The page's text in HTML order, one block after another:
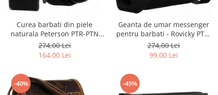
Curea barbati din piele
naturala Peterson PTR-PTN
A001 BL
274,00 Lei
164,00 Lei
Geanta de umar messenger
pentru barbati - Rovicky PTR-
R-652-2-6847 BL
274,00 Lei
99,00 Lei
-40% -45%